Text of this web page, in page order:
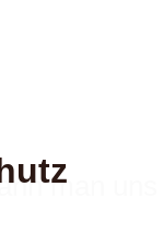
man uns